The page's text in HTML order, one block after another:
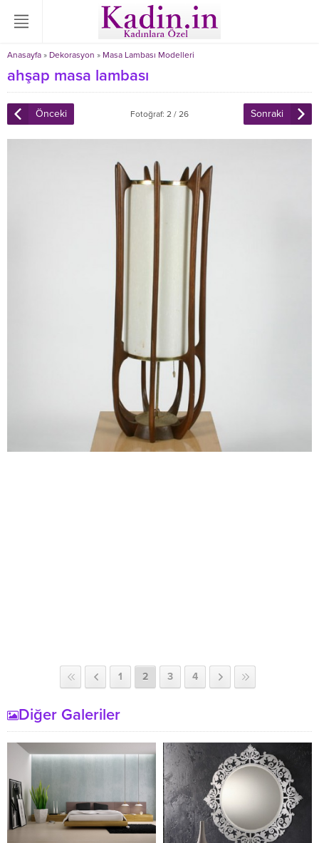
Anasayfa » Dekorasyon » Masa Lambası Modelleri
ahşap masa lambası
Önceki Fotoğraf: 2 / 26 Sonraki
1 2 3 4
Diğer Galeriler